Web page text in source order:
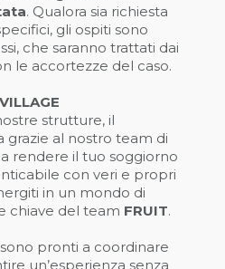
. Qualora sia richiesta
gli ospiti sono
che saranno trattati dai
le accortezze del caso.
strutture, il
grazie al nostro team di
rendere il tuo soggiorno
con veri e propri
in un mondo di
chiave del team FRUIT.
sono pronti a coordinare
un’esperienza senza